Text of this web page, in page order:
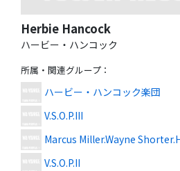
Herbie Hancock
ハービー・ハンコック
所属・関連グループ ：
ハービー・ハンコック楽団
V.S.O.P.III
Marcus Miller.Wayne
V.S.O.P.II